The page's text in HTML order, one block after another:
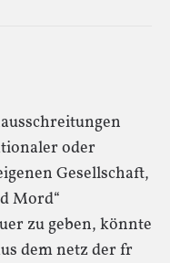
oder
Gesellschaft,
Mord“
zu geben, könnte
dem netz der fr